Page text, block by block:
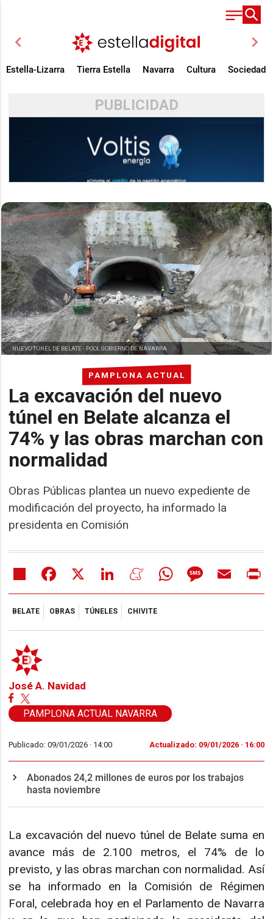
chevron_left chevron_right
Estella-Lizarra Tierra Estella Navarra Cultura Sociedad
PUBLICIDAD
PAMPLONA ACTUAL
La excavación del nuevo
túnel en Belate alcanza el
74% y las obras marchan con
normalidad
Obras Públicas plantea un nuevo expediente de
modificación del proyecto, ha informado la
presidenta en Comisión
NUEVO TÚNEL DE BELATE - POOL GOBIERNO DE NAVARRA
Share Facebook LinkedIn MeneameWhatsAppMessageEmail
BELATE OBRAS TÚNELES CHIVITE
José A. Navidad
PAMPLONA ACTUAL NAVARRA
Publicado: 09/01/2026 · 14:00 Actualizado: 09/01/2026 · 16:00
Abonados 24,2 millones de euros por los trabajos
hasta noviembre
La excavación del nuevo túnel de Belate suma en
avance más de 2.100 metros, el 74% de lo
previsto, y las obras marchan con normalidad. Así
se ha informado en la Comisión de Régimen
Foral, celebrada hoy en el Parlamento de Navarra